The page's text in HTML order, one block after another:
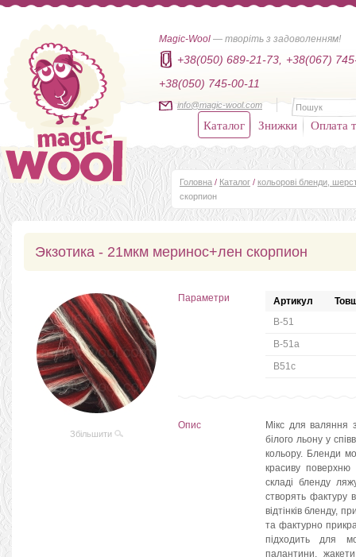
Magic-Wool — творіть з задоволенням!
+38(050) 689-21-73,
+38(067)
+38(050) 745-00-11
info@magic-wool.com
Каталог Знижки Оплата
Головна / Каталог / кольорові бленди,
скорпион
Экзотика - 21мкм меринос+лен скорпион
Збільшити
Параметри Артикул
B-51
B-51a
B51c
Опис
Мікс для валяння
білого льону у
кольору. Бленди
красиву
складі бленду
створять фактуру
відтінків бленду,
та фактурно
підходить для
палантини,